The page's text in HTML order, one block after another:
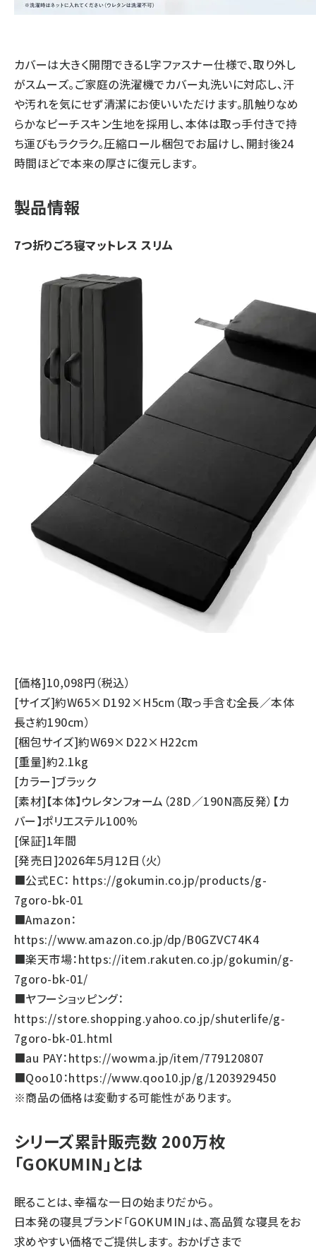
カバーは大きく開閉できるL字ファスナー仕様で、取り外し
がスムーズ。ご家庭の洗濯機でカバー丸洗いに対応し、汗
や汚れを気にせず清潔にお使いいただけます。肌触りなめ
らかなピーチスキン生地を採用し、本体は取っ手付きで持
ち運びもラクラク。圧縮ロール梱包でお届けし、開封後24
時間ほどで本来の厚さに復元します。
製品情報
7つ折りごろ寝マットレス スリム
[価格]10,098円（税込）
[サイズ]約W65×D192×H5cm（取っ手含む全長／本体
長さ約190cm）
[梱包サイズ]約W69×D22×H22cm
[重量]約2.1kg
[カラー]ブラック
[素材]【本体】ウレタンフォーム（28D／190N高反発）【カ
バー】ポリエステル100%
[保証]1年間
[発売日]2026年5月12日（火）
■公式EC： https://gokumin.co.jp/products/g-
7goro-bk-01
■Amazon：
https://www.amazon.co.jp/dp/B0GZVC74K4
■楽天市場：https://item.rakuten.co.jp/gokumin/g-
7goro-bk-01/
■ヤフーショッピング：
https://store.shopping.yahoo.co.jp/shuterlife/g-
7goro-bk-01.html
■au PAY：https://wowma.jp/item/779120807
■Qoo10：https://www.qoo10.jp/g/1203929450
※商品の価格は変動する可能性があります。
シリーズ累計販売数 200万枚
「GOKUMIN」とは
眠ることは、幸福な一日の始まりだから。
日本発の寝具ブランド「GOKUMIN」は、高品質な寝具をお
求めやすい価格でご提供します。 おかげさまで